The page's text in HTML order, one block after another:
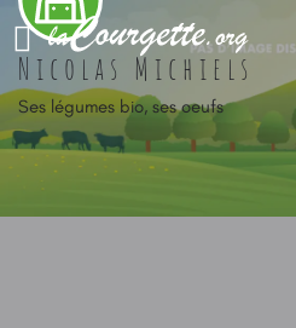
Nicolas Michiels
Ses légumes bio, ses oeufs